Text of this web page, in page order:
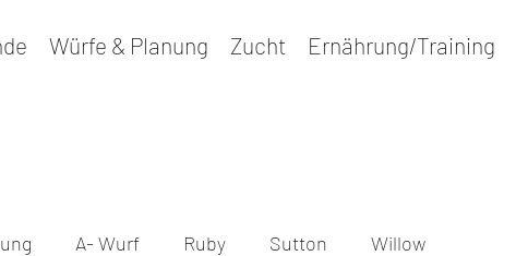
Würfe & Planung Zucht Ernährung/Training
A- Wurf Ruby Sutton Willow